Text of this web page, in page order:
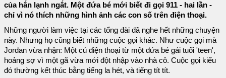
của hắn lạnh ngắt. Một đứa bé mới biết đi gọi 911 - hai lần -
chỉ vì nó thích những hình ảnh các con số trên điện thoại.
Những người làm việc tại các tổng đài đã nghe hết những chuyện
này. Nhưng họ cũng biết những cuộc gọi khác. Như cuộc gọi mà
Jordan vừa nhận: Một cú điện thoại từ một đứa bé gái tuổi 'teen',
hoảng sợ vì một gã vừa mới đột nhập vào nhà cô. Cuộc gọi kiểu
đó thường kết thúc bằng tiếng la hét, và tiếng tít tít.